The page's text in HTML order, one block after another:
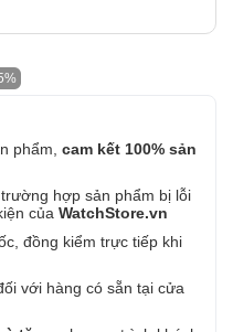
phẩm, cam kết 100% sản
hợp sản phẩm bị lỗi
của WatchStore.vn
đồng kiểm trực tiếp khi
với hàng có sẵn tại cửa